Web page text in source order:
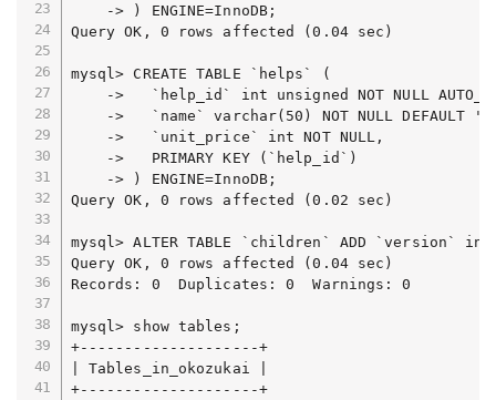
    -> ) ENGINE=InnoDB;
Query OK, 0 rows affected (0.04 sec)
mysql> CREATE TABLE `helps` (
->   `help_id` int unsigned NOT NULL
->   `name` varchar(50) NOT NULL DEFAULT
    ->   `unit_price` int NOT NULL,
    ->   PRIMARY KEY (`help_id`)
    -> ) ENGINE=InnoDB;
Query OK, 0 rows affected (0.02 sec)
mysql> ALTER TABLE `children` ADD `version` int
Query OK, 0 rows affected (0.04 sec)
Records: 0  Duplicates: 0  Warnings: 0
mysql> show tables;
+--------------------+
| Tables_in_okozukai |
+--------------------+